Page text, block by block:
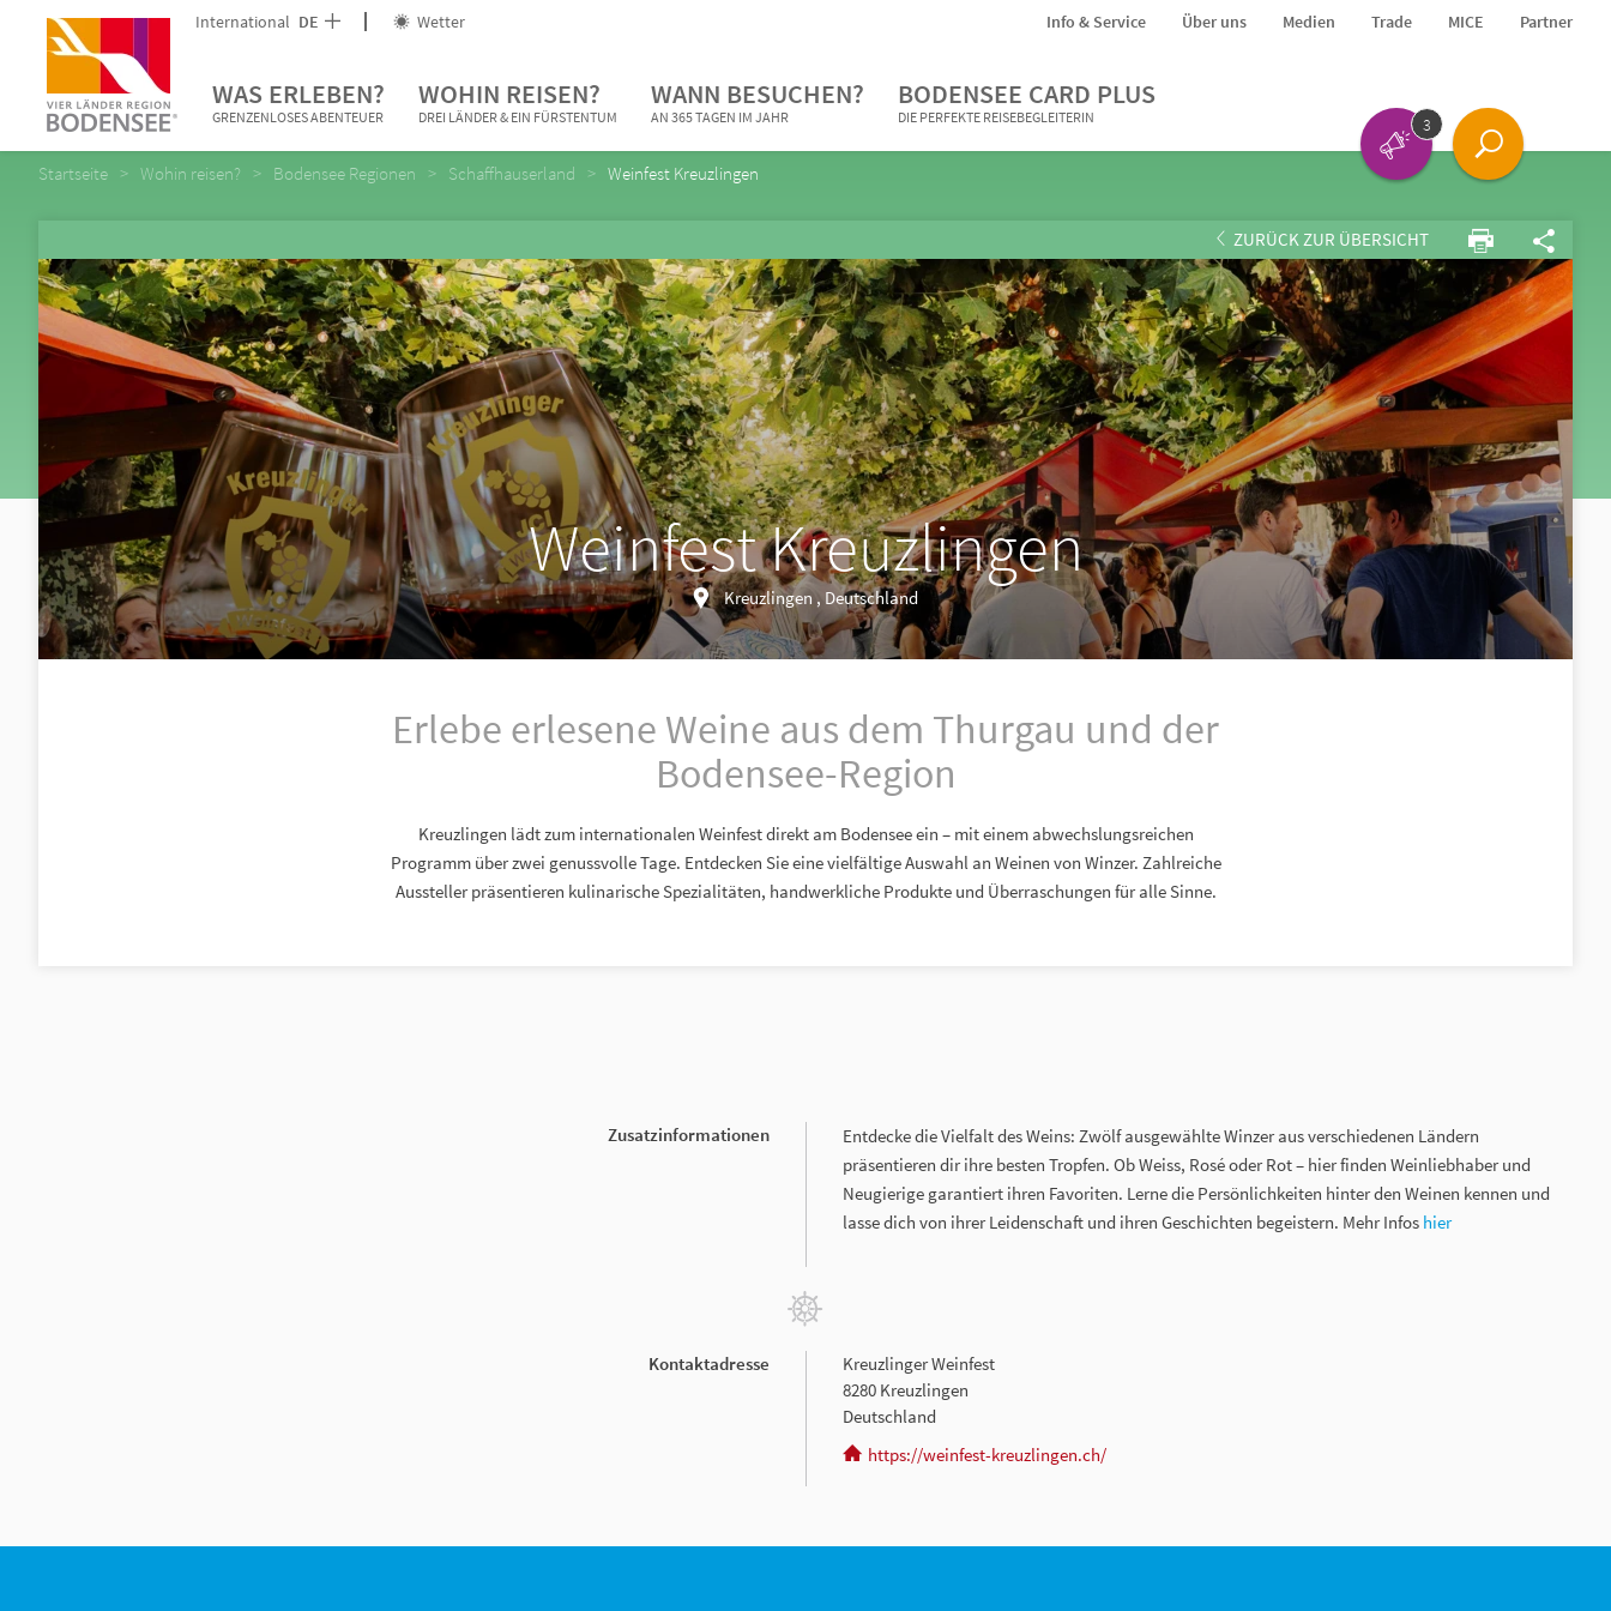
International DE Wetter Info & Service Über uns Medien Trade MICE Partner
WAS ERLEBEN?
GRENZENLOSES ABENTEUER
WOHIN REISEN?
DREI LÄNDER & EIN FÜRSTENTUM
WANN BESUCHEN?
AN 365 TAGEN IM JAHR
BODENSEE CARD PLUS
DIE PERFEKTE REISEBEGLEITERIN 3
Startseite Wohin reisen? Bodensee Regionen Schaffhauserland Weinfest Kreuzlingen
ZURÜCK ZUR ÜBERSICHT
Weinfest Kreuzlingen
Kreuzlingen , Deutschland
Erlebe erlesene Weine aus dem Thurgau und der
Bodensee-Region
Kreuzlingen lädt zum internationalen Weinfest direkt am Bodensee ein – mit einem abwechslungsreichen
Programm über zwei genussvolle Tage. Entdecken Sie eine vielfältige Auswahl an Weinen von Winzer. Zahlreiche
Aussteller präsentieren kulinarische Spezialitäten, handwerkliche Produkte und Überraschungen für alle Sinne.
Zusatzinformationen
Entdecke die Vielfalt des Weins: Zwölf ausgewählte Winzer aus verschiedenen Ländern
präsentieren dir ihre besten Tropfen. Ob Weiss, Rosé oder Rot – hier finden Weinliebhaber und
Neugierige garantiert ihren Favoriten. Lerne die Persönlichkeiten hinter den Weinen kennen und
lasse dich von ihrer Leidenschaft und ihren Geschichten begeistern. Mehr Infos hier
Kontaktadresse
Kreuzlinger Weinfest
8280 Kreuzlingen
Deutschland
https://weinfest-kreuzlingen.ch/